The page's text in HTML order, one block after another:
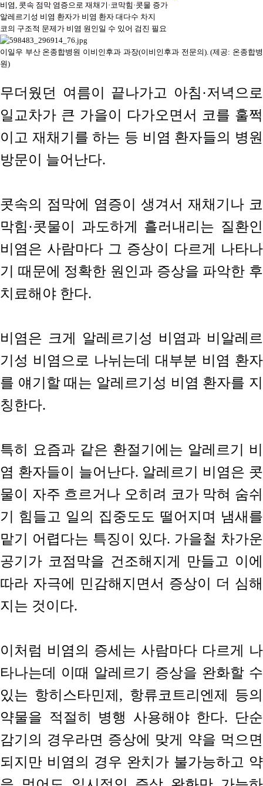
비염, 콧속 점막 염증으로 재채기·코막힘·콧물 증가
알레르기성 비염 환자가 비염 환자 대다수 차지
코의 구조적 문제가 비염 원인일 수 있어 검진 필요
이일우 부산 온종합병원 이비인후과 과장(이비인후과 전문의). (제공: 온종합병
원)
무더웠던 여름이 끝나가고 아침·저녁으로
일교차가 큰 가을이 다가오면서 코를 훌쩍
이고 재채기를 하는 등 비염 환자들의 병원
방문이 늘어난다.
콧속의 점막에 염증이 생겨서 재채기나 코
막힘·콧물이 과도하게 흘러내리는 질환인
비염은 사람마다 그 증상이 다르게 나타나
기 때문에 정확한 원인과 증상을 파악한 후
치료해야 한다.
비염은 크게 알레르기성 비염과 비알레르
기성 비염으로 나뉘는데 대부분 비염 환자
를 얘기할 때는 알레르기성 비염 환자를 지
칭한다.
특히 요즘과 같은 환절기에는 알레르기 비
염 환자들이 늘어난다. 알레르기 비염은 콧
물이 자주 흐르거나 오히려 코가 막혀 숨쉬
기 힘들고 일의 집중도도 떨어지며 냄새를
맡기 어렵다는 특징이 있다. 가을철 차가운
공기가 코점막을 건조해지게 만들고 이에
따라 자극에 민감해지면서 증상이 더 심해
지는 것이다.
이처럼 비염의 증세는 사람마다 다르게 나
타나는데 이때 알레르기 증상을 완화할 수
있는 항히스타민제, 항류코트리엔제 등의
약물을 적절히 병행 사용해야 한다. 단순
감기의 경우라면 증상에 맞게 약을 먹으면
되지만 비염의 경우 완치가 불가능하고 약